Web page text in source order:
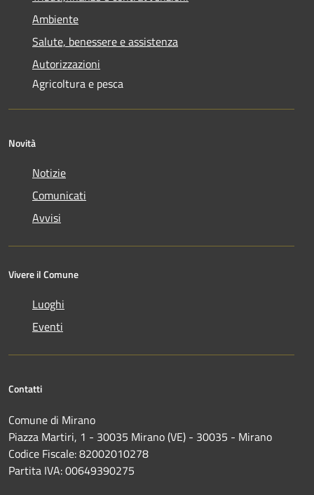
Ambiente
Salute, benessere e assistenza
Autorizzazioni
Agricoltura e pesca
Novità
Notizie
Comunicati
Avvisi
Vivere il Comune
Luoghi
Eventi
Contatti
Comune di Mirano
Piazza Martiri, 1 - 30035 Mirano (VE) - 30035 - Mirano
Codice Fiscale: 82002010278
Partita IVA: 00649390275